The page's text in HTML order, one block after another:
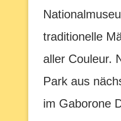
traditionelle
aller Couleur.
Park aus
im Gaborone